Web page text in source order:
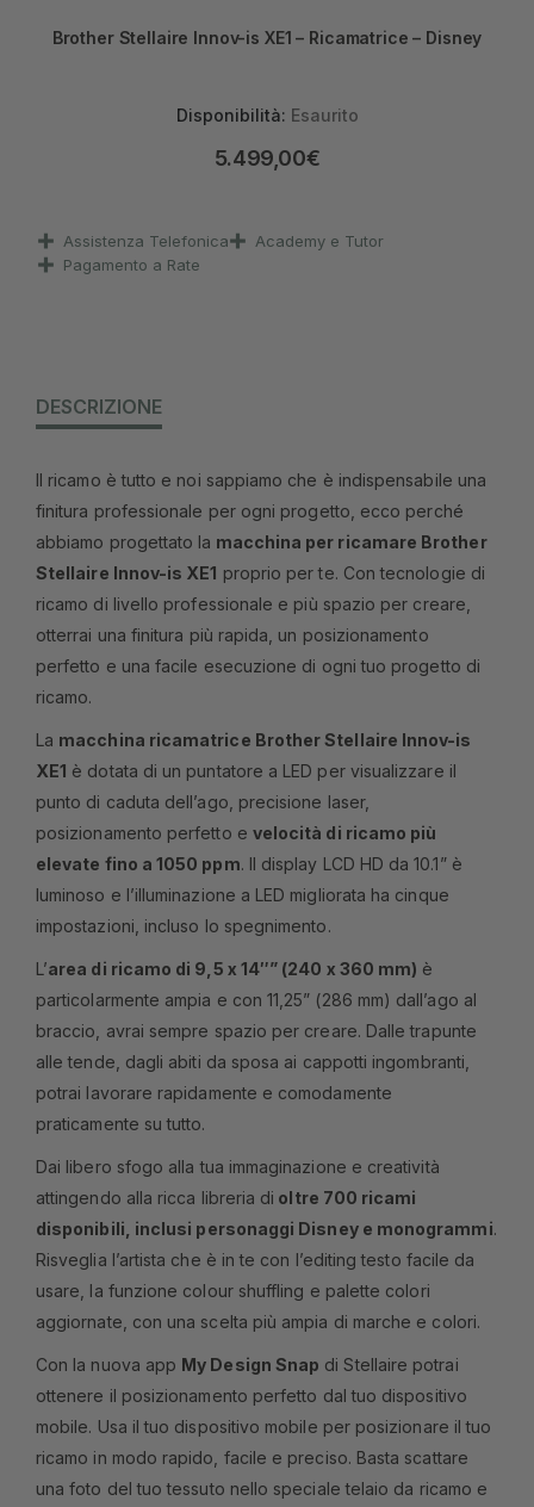
Brother Stellaire Innov-is XE1 – Ricamatrice – Disney
Disponibilità: Esaurito
5.499,00€
Assistenza Telefonica
Academy e Tutor
Pagamento a Rate
DESCRIZIONE
Il ricamo è tutto e noi sappiamo che è indispensabile una
finitura professionale per ogni progetto, ecco perché
abbiamo progettato la macchina per ricamare Brother
Stellaire Innov-is XE1 proprio per te. Con tecnologie di
ricamo di livello professionale e più spazio per creare,
otterrai una finitura più rapida, un posizionamento
perfetto e una facile esecuzione di ogni tuo progetto di
ricamo.
La macchina ricamatrice Brother Stellaire Innov-is
XE1 è dotata di un puntatore a LED per visualizzare il
punto di caduta dell’ago, precisione laser,
posizionamento perfetto e velocità di ricamo più
elevate fino a 1050 ppm. Il display LCD HD da 10.1” è
luminoso e l’illuminazione a LED migliorata ha cinque
impostazioni, incluso lo spegnimento.
L’area di ricamo di 9,5 x 14″” (240 x 360 mm) è
particolarmente ampia e con 11,25” (286 mm) dall’ago al
braccio, avrai sempre spazio per creare. Dalle trapunte
alle tende, dagli abiti da sposa ai cappotti ingombranti,
potrai lavorare rapidamente e comodamente
praticamente su tutto.
Dai libero sfogo alla tua immaginazione e creatività
attingendo alla ricca libreria di oltre 700 ricami
disponibili, inclusi personaggi Disney e monogrammi.
Risveglia l’artista che è in te con l’editing testo facile da
usare, la funzione colour shuffling e palette colori
aggiornate, con una scelta più ampia di marche e colori.
Con la nuova app My Design Snap di Stellaire potrai
ottenere il posizionamento perfetto dal tuo dispositivo
mobile. Usa il tuo dispositivo mobile per posizionare il tuo
ricamo in modo rapido, facile e preciso. Basta scattare
una foto del tuo tessuto nello speciale telaio da ricamo e